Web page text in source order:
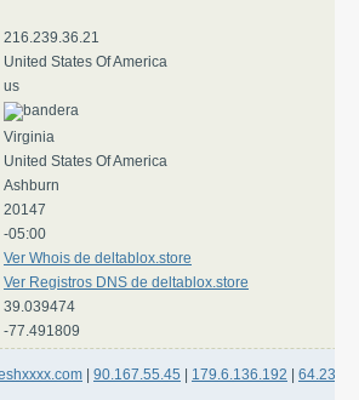
216.239.36.21
United States Of America
us
Virginia
United States Of America
Ashburn
20147
-05:00
Ver Whois de deltablox.store
Ver Registros DNS de deltablox.store
39.039474
-77.491809
90.167.55.45 179.6.136.192